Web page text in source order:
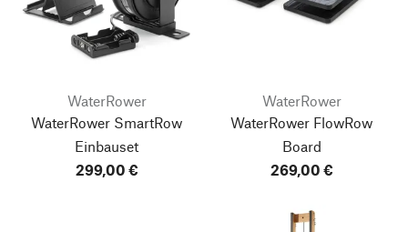
WaterRower
WaterRower SmartRow
Einbauset
299,00 €
WaterRower
WaterRower FlowRow
Board
269,00 €